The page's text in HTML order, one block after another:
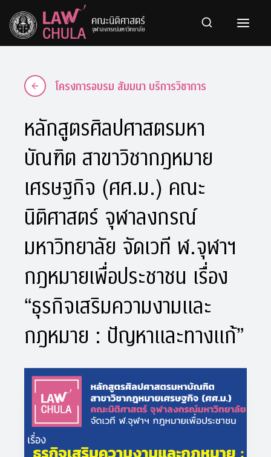
content
โครงการอบรม สัมมนา บริการวิชาการ
หลักสูตรศิลปศาสตรมหา
บัณฑิต สาขาวิชากฎหมาย
เศรษฐกิจ (ศศ.ม.) คณะ
นิติศาสตร์ จุฬาลงกรณ์
มหาวิทยาลัย จัดเวที ฬ.จุฬาฯ
กฎหมายเพื่อประชาชน เรื่อง
“ธุรกิจเสริมความงามและ
กฎหมาย : ปัญหาและทางแก้”